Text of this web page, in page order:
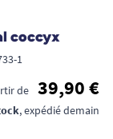
coccyx
1
de 39,90 €
, expédié demain